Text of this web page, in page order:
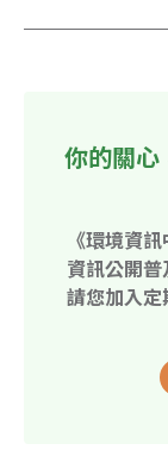
你的關
《環境資
資訊公開
請您加入